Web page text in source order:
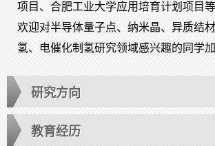
项目、合肥工业大学应用培育计划项目等
欢迎对半导体量子点、纳米晶、异质结
氢、电催化制氢研究领域感兴趣的同学
研究方向
教育经历